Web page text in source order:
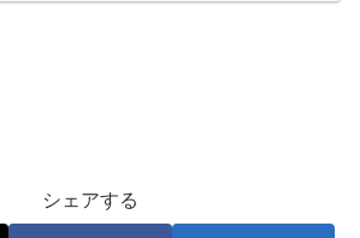
シェアする